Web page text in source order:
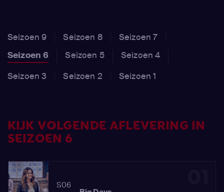
Seizoen 9 Seizoen 8
Seizoen 7
Seizoen 6
Seizoen 5
Seizoen 4
Seizoen 3
Seizoen 2 Seizoen 1
KIJK VOLGENDE AFLEVERING IN
SEIZOEN 6
S06